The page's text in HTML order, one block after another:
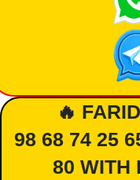
🔥
98 68 74 25
80 WITH